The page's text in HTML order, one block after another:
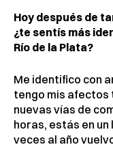
Hoy después de
¿te sentís más
Río de la Plata?
Me identifico con
tengo mis afectos
nuevas vías de
horas, estás en un
veces al año